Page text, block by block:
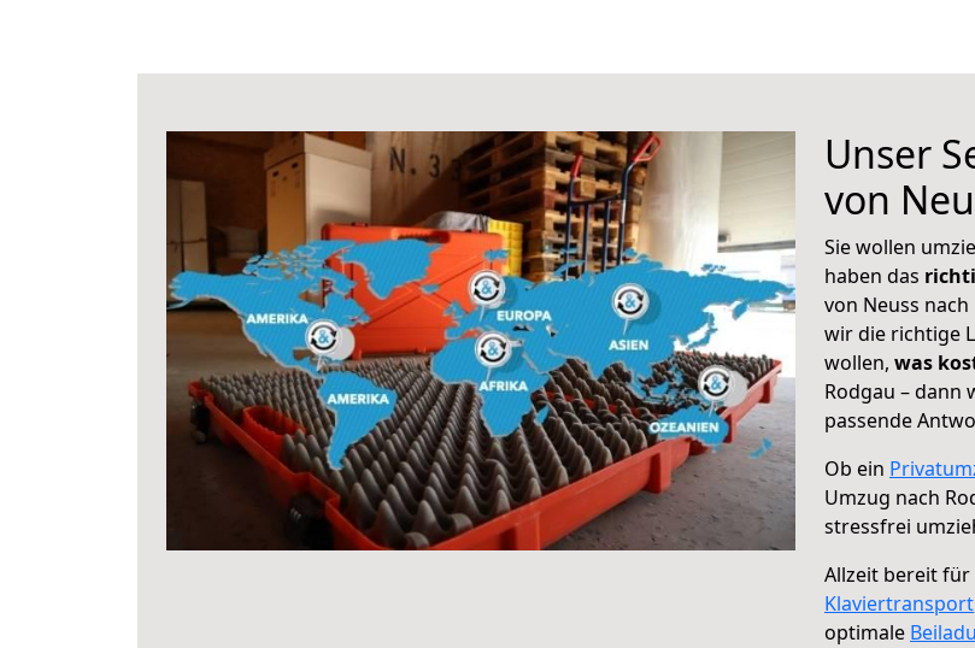
Unser
von
Sie wollen
haben das
von Neuss
wir die richtige
wollen, was
Rodgau – dann
passende
Ob ein
Umzug nach
stressfrei
Allzeit bereit für
Klaviertransport
optimale